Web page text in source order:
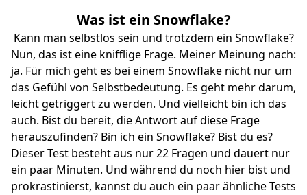
Was ist ein Snowflake?
Kann man selbstlos sein und trotzdem ein Snowflake?
Nun, das ist eine knifflige Frage. Meiner Meinung nach:
ja. Für mich geht es bei einem Snowflake nicht nur um
das Gefühl von Selbstbedeutung. Es geht mehr darum,
leicht getriggert zu werden. Und vielleicht bin ich das
auch. Bist du bereit, die Antwort auf diese Frage
herauszufinden? Bin ich ein Snowflake? Bist du es?
Dieser Test besteht aus nur 22 Fragen und dauert nur
ein paar Minuten. Und während du noch hier bist und
prokrastinierst, kannst du auch ein paar ähnliche Tests